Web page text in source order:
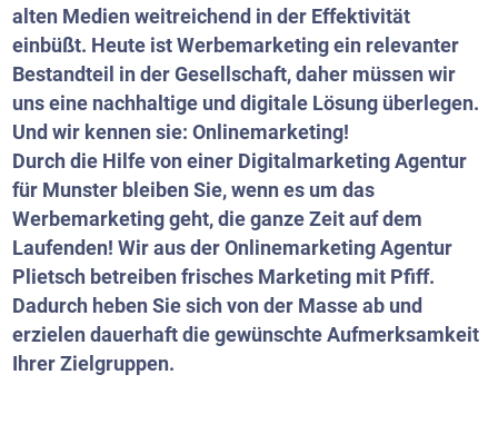
alten Medien weitreichend in der Effektivität
einbüßt. Heute ist Werbemarketing ein relevanter
Bestandteil in der Gesellschaft, daher müssen wir
uns eine nachhaltige und digitale Lösung überlegen.
Und wir kennen sie: Onlinemarketing!
Durch die Hilfe von einer Digitalmarketing Agentur
für Munster bleiben Sie, wenn es um das
Werbemarketing geht, die ganze Zeit auf dem
Laufenden! Wir aus der Onlinemarketing Agentur
Plietsch betreiben frisches Marketing mit Pfiff.
Dadurch heben Sie sich von der Masse ab und
erzielen dauerhaft die gewünschte Aufmerksamkeit
Ihrer Zielgruppen.